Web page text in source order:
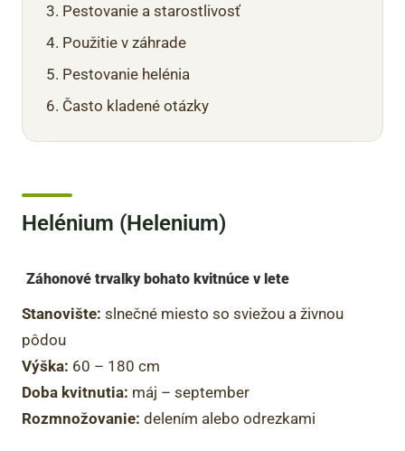
Pestovanie a starostlivosť
Použitie v záhrade
Pestovanie helénia
Často kladené otázky
Helénium (Helenium)
Záhonové trvalky bohato kvitnúce v lete
Stanovište: slnečné miesto so sviežou a živnou
pôdou
Výška: 60 – 180 cm
Doba kvitnutia: máj – september
Rozmnožovanie: delením alebo odrezkami